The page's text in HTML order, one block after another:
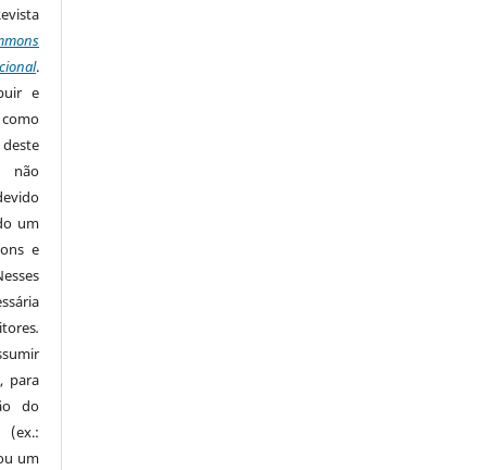
.
e
não
um
e
.
para
do
(ex.:
um